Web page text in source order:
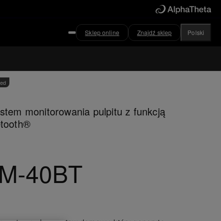
Sklep online Znajdź sklep Polski
monitorowania pulpitu z funkcją
40BT